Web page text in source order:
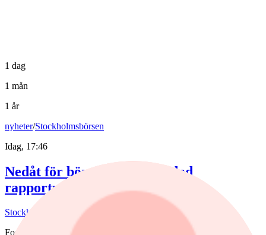
1 dag
1 mån
1 år
nyheter/Stockholmsbörsen
Idag, 17:46
Nedåt för börsen efter blandad
rapportvecka
Stockholmsbörsen föll på veckans sista dag.
Fonder